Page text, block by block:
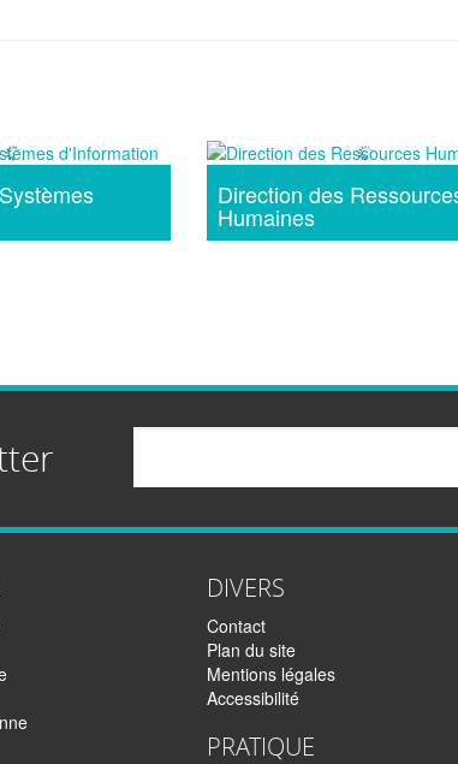
Direction des
Humaines
DIVERS
Contact
Plan du site
Mentions légales
Accessibilité
PRATIQUE